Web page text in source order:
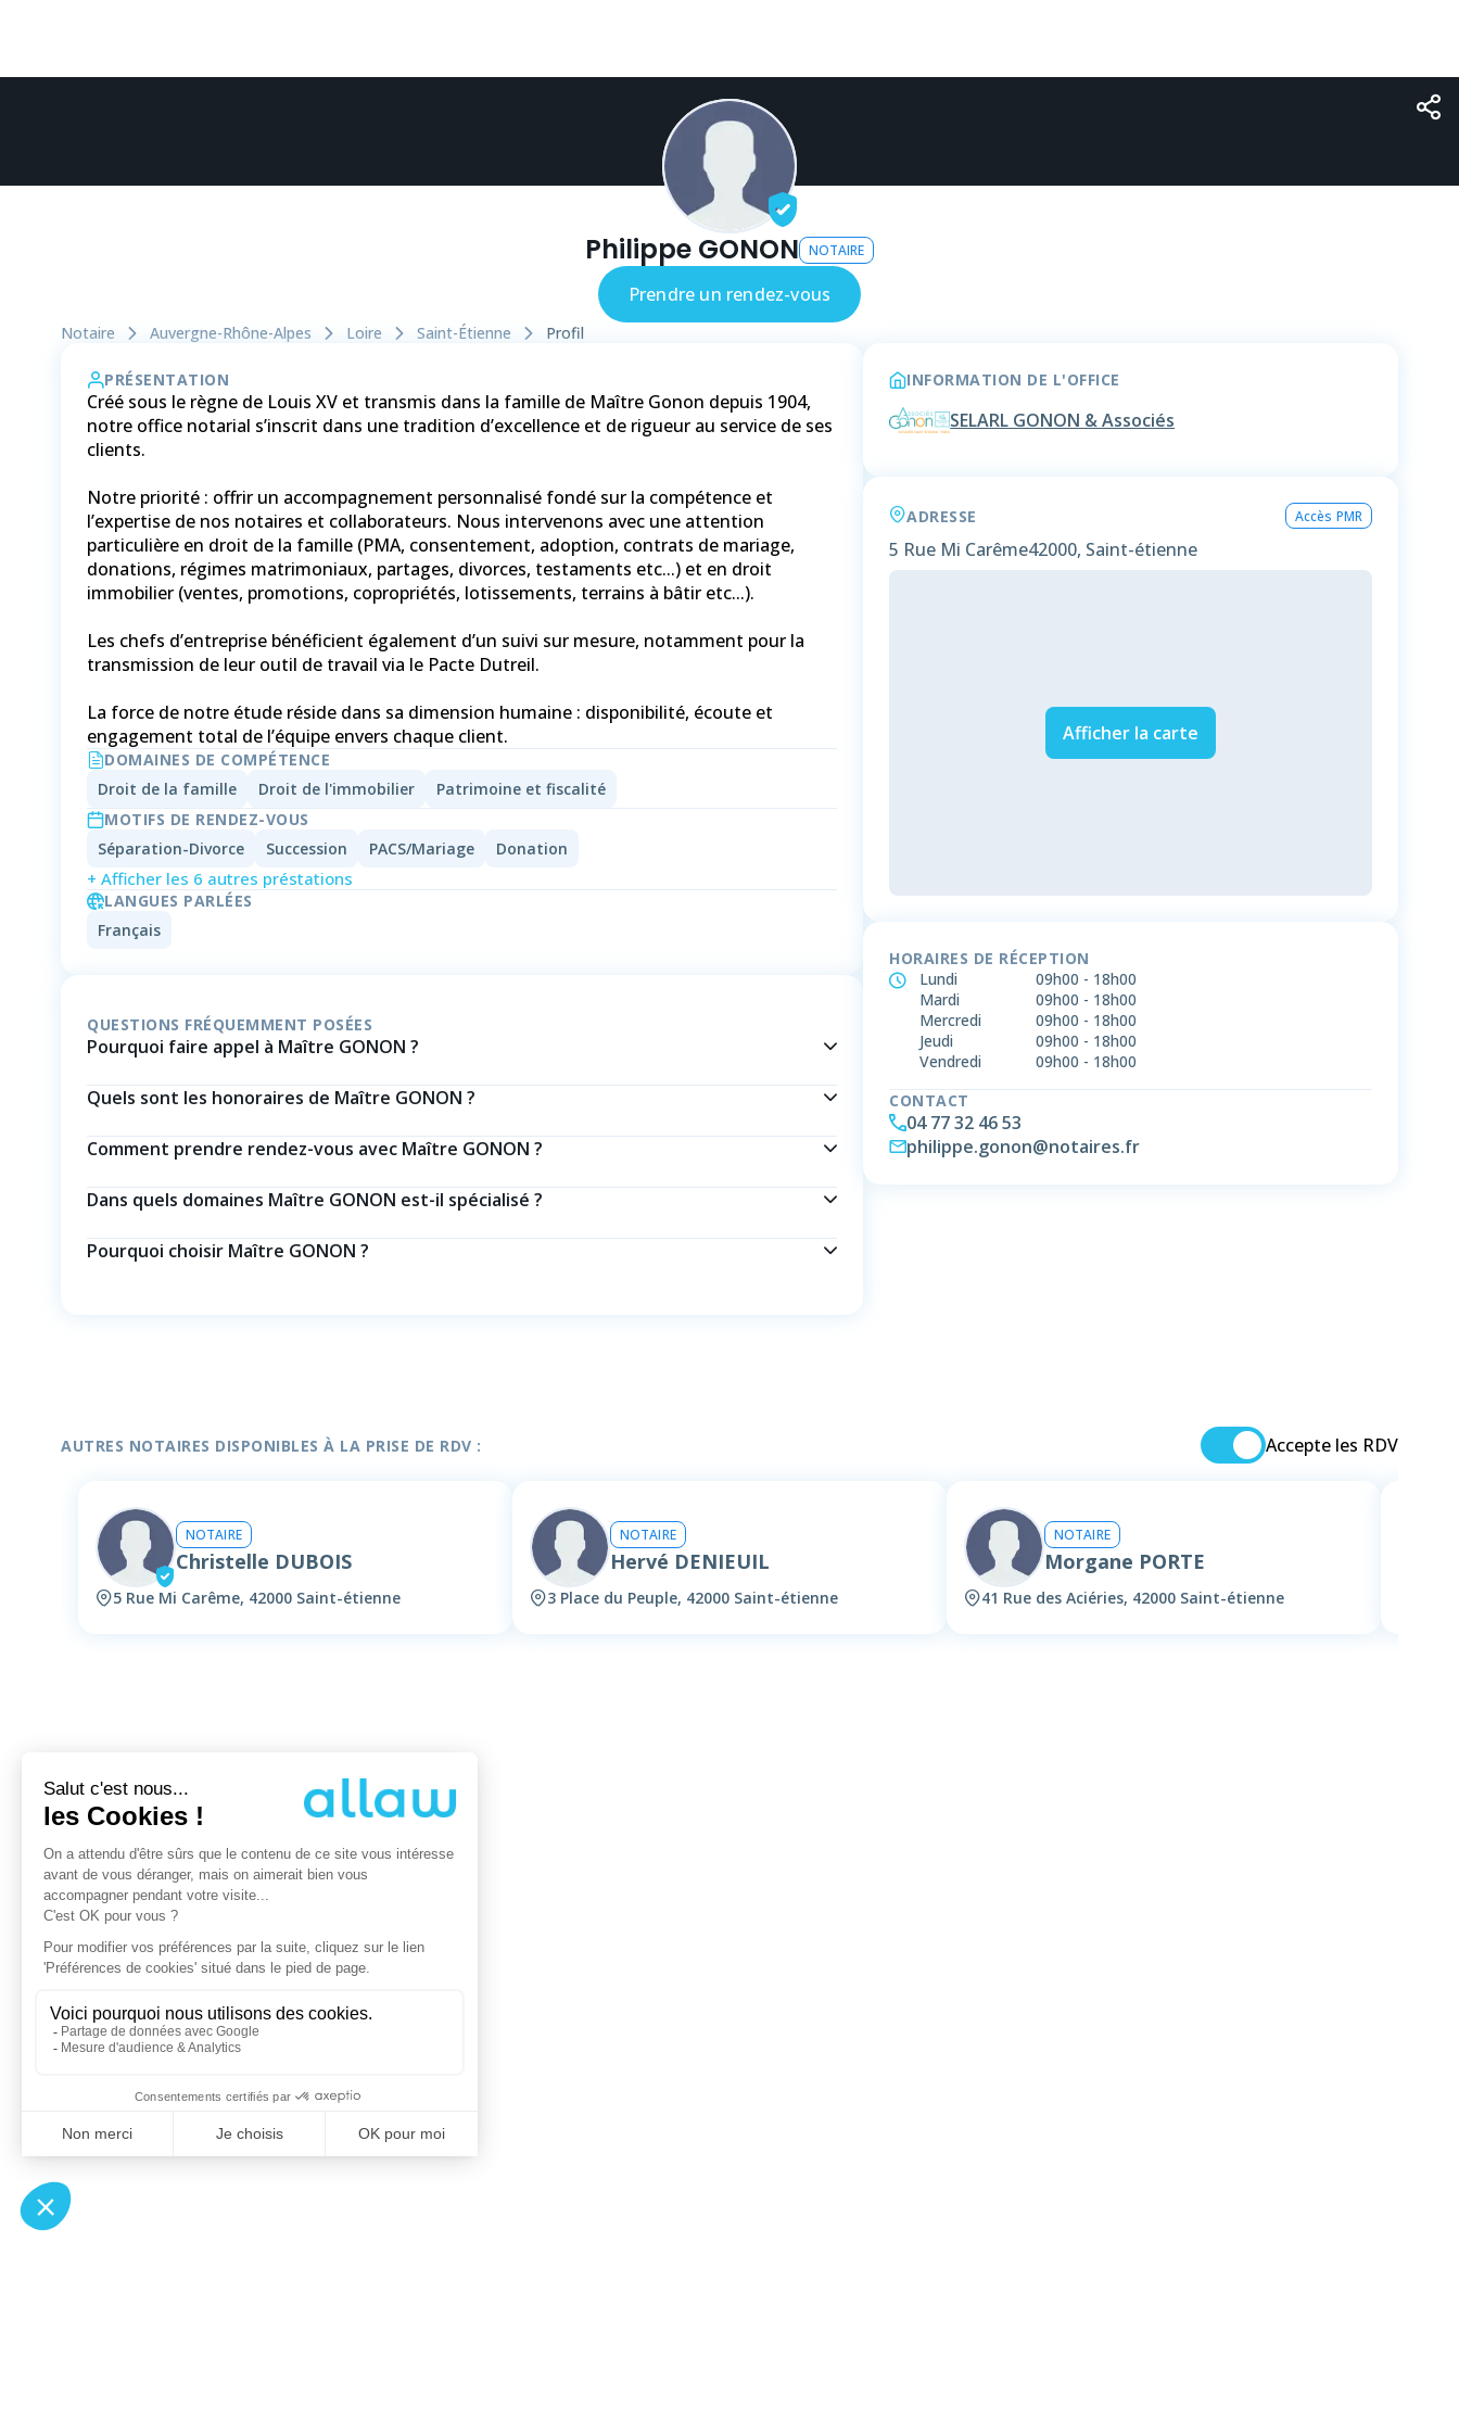
Philippe GONON NOTAIRE
Prendre un rendez-vous
Notaire Auvergne-Rhône-Alpes Loire Saint-Étienne Profil
PRÉSENTATION
Créé sous le règne de Louis XV et transmis dans la famille de Maître Gonon depuis 1904,
notre office notarial s’inscrit dans une tradition d’excellence et de rigueur au service de ses
clients.
Notre priorité : offrir un accompagnement personnalisé fondé sur la compétence et
l’expertise de nos notaires et collaborateurs. Nous intervenons avec une attention
particulière en droit de la famille (PMA, consentement, adoption, contrats de mariage,
donations, régimes matrimoniaux, partages, divorces, testaments etc...) et en droit
immobilier (ventes, promotions, copropriétés, lotissements, terrains à bâtir etc...).
Les chefs d’entreprise bénéficient également d’un suivi sur mesure, notamment pour la
transmission de leur outil de travail via le Pacte Dutreil.
La force de notre étude réside dans sa dimension humaine : disponibilité, écoute et
engagement total de l’équipe envers chaque client.
DOMAINES DE COMPÉTENCE
Droit de la famille
Droit de l'immobilier
Patrimoine et fiscalité
MOTIFS DE RENDEZ-VOUS
Séparation-Divorce
Succession PACS/Mariage Donation
+ Afficher les 6 autres préstations
LANGUES PARLÉES
Français
QUESTIONS FRÉQUEMMENT POSÉES
Pourquoi faire appel à Maître GONON ?
Quels sont les honoraires de Maître GONON ?
Comment prendre rendez-vous avec Maître GONON ?
Dans quels domaines Maître GONON est-il spécialisé ?
Pourquoi choisir Maître GONON ?
INFORMATION DE L'OFFICE
SELARL GONON & Associés
ADRESSE Accès PMR
5 Rue Mi Carême42000, Saint-étienne
Afficher la carte
HORAIRES DE RÉCEPTION
Lundi
09h00 - 18h00
Mardi
09h00 - 18h00
Mercredi
09h00 - 18h00
Jeudi
09h00 - 18h00
Vendredi
09h00 - 18h00
CONTACT
04 77 32 46 53
philippe.gonon@notaires.fr
AUTRES NOTAIRES DISPONIBLES À LA PRISE DE RDV : Accepte les RDV
NOTAIRE
Christelle DUBOIS
5 Rue Mi Carême, 42000 Saint-étienne
NOTAIRE
Hervé DENIEUIL
3 Place du Peuple, 42000 Saint-étienne
NOTAIRE
Morgane PORTE
41 Rue des Aciéries, 42000 Saint-étienne